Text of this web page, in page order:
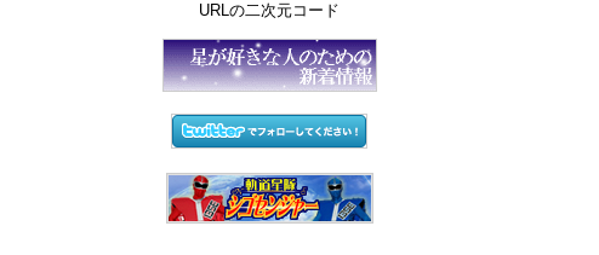
URLの二次元コード